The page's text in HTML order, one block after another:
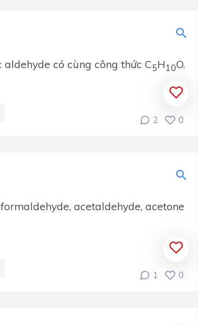
có cùng công thức C5H10O.
2 0
acetaldehyde, acetone
1 0